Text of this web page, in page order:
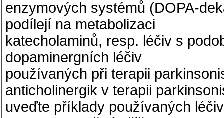
enzymových systémů (DOPA-
podílejí na metabolizaci
katecholaminů, resp. léčiv s
dopaminergních léčiv
používaných při terapii
anticholinergik v terapii
uveďte příklady používaných